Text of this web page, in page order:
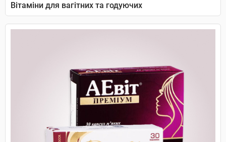
Вітаміни для вагітних та годуючих